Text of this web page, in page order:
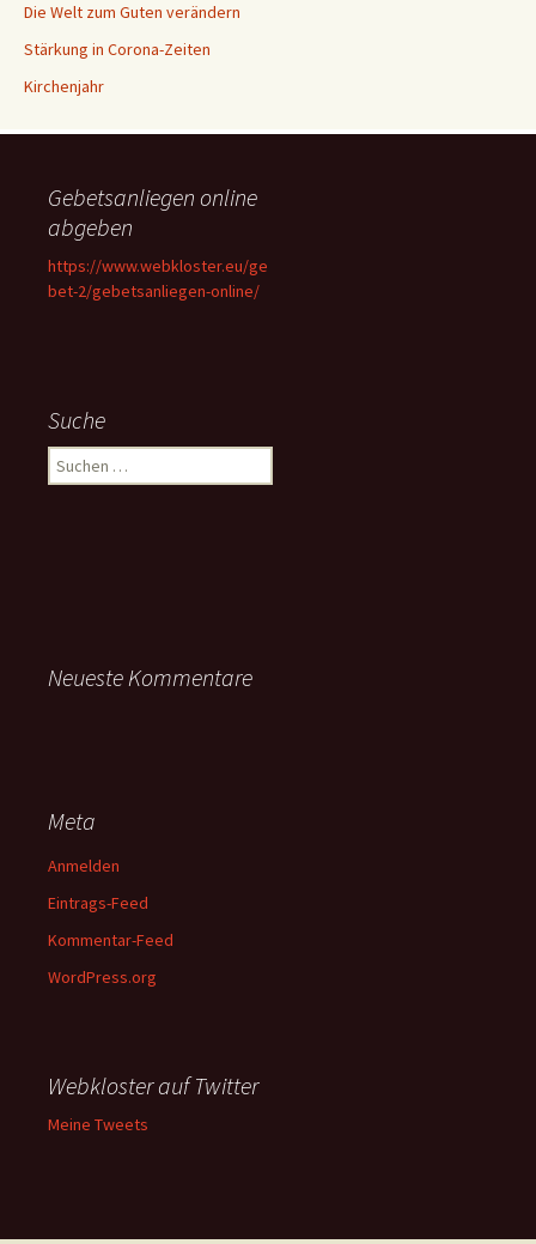
Die Welt zum Guten verändern
Stärkung in Corona-Zeiten
Kirchenjahr
Gebetsanliegen online
abgeben
https://www.webkloster.eu/ge
bet-2/gebetsanliegen-online/
Suche
Suchen
nach:
Neueste Kommentare
Meta
Anmelden
Eintrags-Feed
Kommentar-Feed
WordPress.org
Webkloster auf Twitter
Meine Tweets